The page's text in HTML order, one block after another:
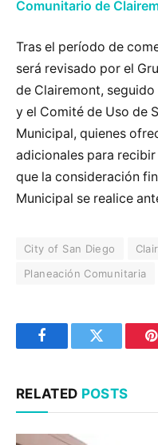
Comunitario de
Tras el período de
será revisado por el
de Clairemont,
y el Comité de Uso de
Municipal, quienes
adicionales para
que la consideración
Municipal se realice
City of San Diego
Planeación Comunitaria
FacebookTwitter
RELATED POSTS